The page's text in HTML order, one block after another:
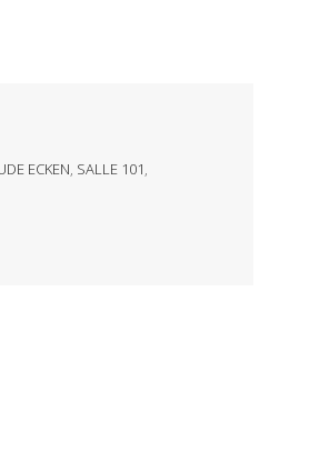
ECKEN, SALLE 101,